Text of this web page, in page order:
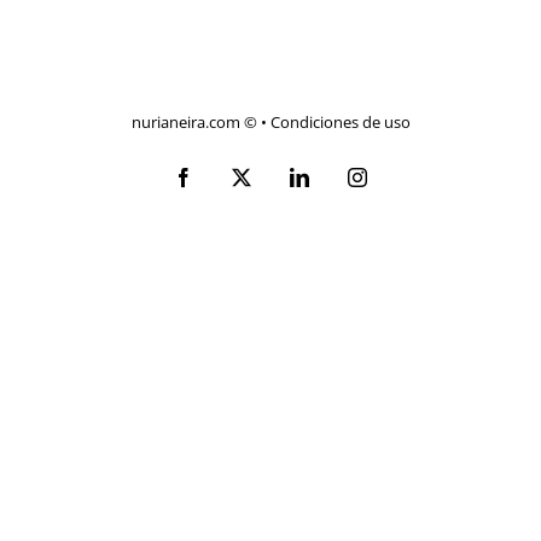
nurianeira.com © • Condiciones de uso
Facebook
X LinkedInInstagram